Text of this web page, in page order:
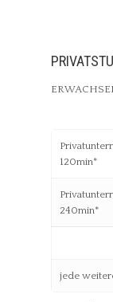
120min*
240min*
jede